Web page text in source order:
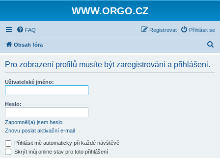
WWW.ORGO.CZ
FAQ Přihlásit se
Registrovat
Obsah fóra
Pro zobrazení profilů musíte být zaregistrováni a přihlášeni.
Uživatelské jméno:
Heslo:
Zapomněl(a) jsem heslo
Znovu poslat aktivační e-mail
Přihlásit mě automaticky při každé návštěvě
Skrýt můj online stav pro toto přihlášení